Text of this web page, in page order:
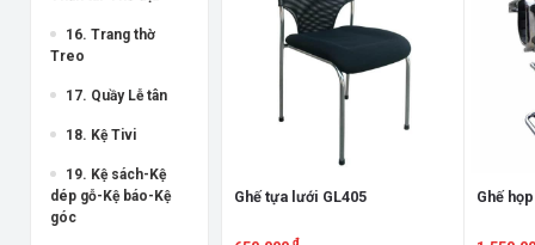
16. Trang thờ
Treo
17. Quầy Lễ tân
18. Kệ Tivi
19. Kệ sách-Kệ
dép gỗ-Kệ báo-Kệ
góc
Ghế tựa lưới GL405
₫
Ghế